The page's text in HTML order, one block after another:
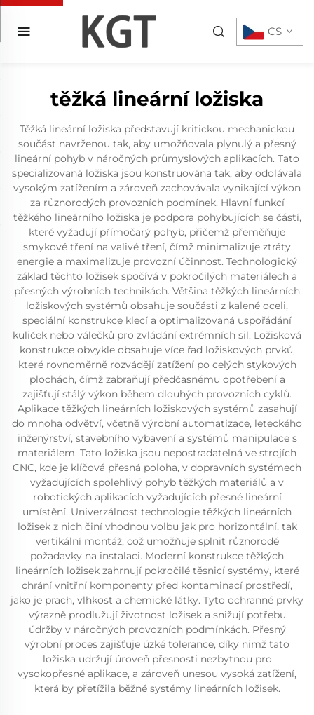
CS
těžká lineární ložiska
Těžká lineární ložiska představují kritickou mechanickou
součást navrženou tak, aby umožňovala plynulý a přesný
lineární pohyb v náročných průmyslových aplikacích. Tato
specializovaná ložiska jsou konstruována tak, aby odolávala
vysokým zatížením a zároveň zachovávala vynikající výkon
za různorodých provozních podmínek. Hlavní funkcí
těžkého lineárního ložiska je podpora pohybujících se částí,
které vyžadují přímočarý pohyb, přičemž přeměňuje
smykové tření na valivé tření, čímž minimalizuje ztráty
energie a maximalizuje provozní účinnost. Technologický
základ těchto ložisek spočívá v pokročilých materiálech a
přesných výrobních technikách. Většina těžkých lineárních
ložiskových systémů obsahuje součásti z kalené oceli,
speciální konstrukce klecí a optimalizovaná uspořádání
kuliček nebo válečků pro zvládání extrémních sil. Ložisková
konstrukce obvykle obsahuje více řad ložiskových prvků,
které rovnoměrně rozvádějí zatížení po celých stykových
plochách, čímž zabraňují předčasnému opotřebení a
zajišťují stálý výkon během dlouhých provozních cyklů.
Aplikace těžkých lineárních ložiskových systémů zasahují
do mnoha odvětví, včetně výrobní automatizace, leteckého
inženýrství, stavebního vybavení a systémů manipulace s
materiálem. Tato ložiska jsou nepostradatelná ve strojích
CNC, kde je klíčová přesná poloha, v dopravních systémech
vyžadujících spolehlivý pohyb těžkých materiálů a v
robotických aplikacích vyžadujících přesné lineární
umístění. Univerzálnost technologie těžkých lineárních
ložisek z nich činí vhodnou volbu jak pro horizontální, tak
vertikální montáž, což umožňuje splnit různorodé
požadavky na instalaci. Moderní konstrukce těžkých
lineárních ložisek zahrnují pokročilé těsnicí systémy, které
chrání vnitřní komponenty před kontaminací prostředí,
jako je prach, vlhkost a chemické látky. Tyto ochranné prvky
výrazně prodlužují životnost ložisek a snižují potřebu
údržby v náročných provozních podmínkách. Přesný
výrobní proces zajišťuje úzké tolerance, díky nimž tato
ložiska udržují úroveň přesnosti nezbytnou pro
vysokopřesné aplikace, a zároveň unesou vysoká zatížení,
která by přetížila běžné systémy lineárních ložisek.